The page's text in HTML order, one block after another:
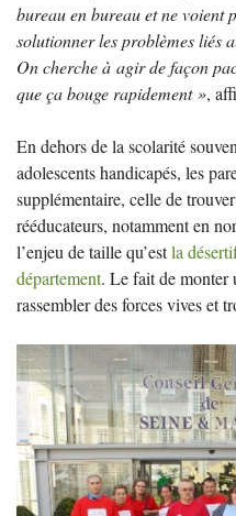
bureau en bureau et ne voient
solutionner les problèmes liés
On cherche à agir de façon
que ça bouge rapidement »,
En dehors de la scolarité
adolescents handicapés, les
supplémentaire, celle de
rééducateurs, notamment en
l’enjeu de taille qu’estla
département. Le fait de monter
rassembler des forces vives et